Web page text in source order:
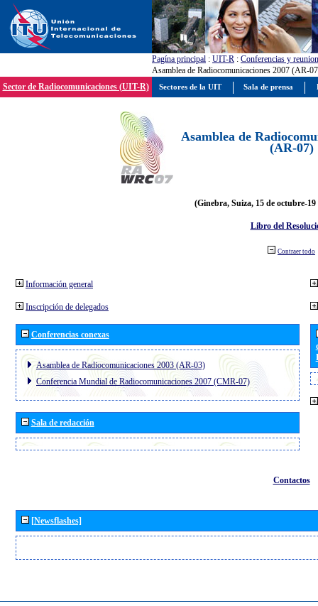
Pagína principal : UIT-R : Conferencias y
Asamblea de Radiocomunicaciones 2007 (AR-
Sector de Radiocomunicaciones (UIT-R)
Asamblea de
(AR-07)
(Ginebra, Suiza, 15 de octubre-19
Libro del
Contraer todo
Información general
Inscripción de delegados
Conferencias conexas
Asamblea de Radiocomunicaciones 2003 (AR-03)
Conferencia Mundial de Radiocomunicaciones 2007 (CMR-07)
Sala de redacción
Contactos
[Newsflashes]
Sectores de la UIT Sala de prensa